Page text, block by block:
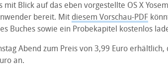
Blick auf das eben vorgestellte OS X
bereit. Mit diesem Vorschau-PDF
Buches sowie ein Probekapitel kostenlos
Abend zum Preis von 3,99 Euro erhältlich,
an.